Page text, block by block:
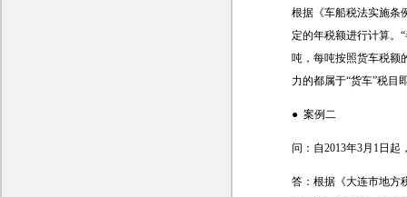
根据《车船税法实施条
定的年税额进行计算。
吨，每吨按照货车税额
力的都属于“货车”税目
● 案例二
问：自2013年3月1日
答：根据《大连市地方